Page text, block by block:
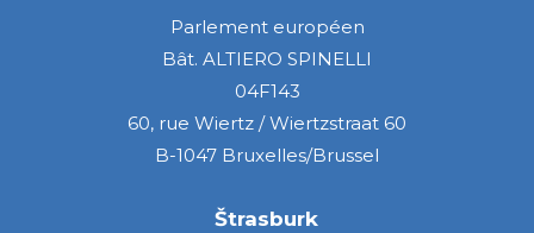
Parlement européen
Bât. ALTIERO SPINELLI
04F143
60, rue Wiertz / Wiertzstraat 60
B-1047 Bruxelles/Brussel
Štrasburk